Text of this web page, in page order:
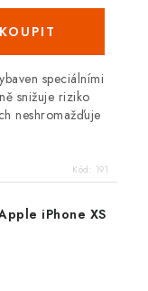
speciálními
snižuje riziko
neshromažďuje
Kód: 191
iPhone XS